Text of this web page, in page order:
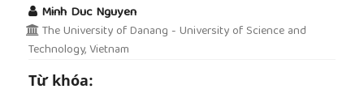
Minh Duc Nguyen
The University of Danang - University of Science and
Technology, Vietnam
Từ khóa: